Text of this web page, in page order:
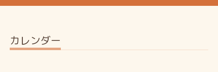
カレンダー